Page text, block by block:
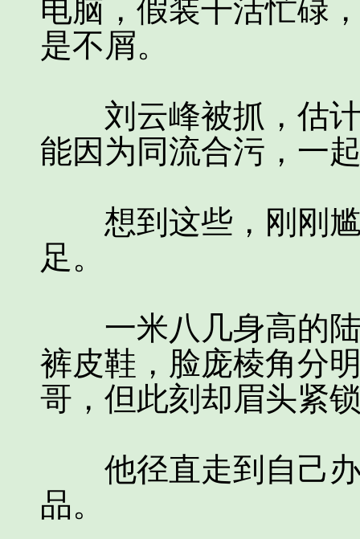
电脑，假装干活忙碌
是不屑。
刘云峰被抓，估计
能因为同流合污，一
想到这些，刚刚尴
足。
一米八几身高的陆
裤皮鞋，脸庞棱角分
哥，但此刻却眉头紧
他径直走到自己办
品。